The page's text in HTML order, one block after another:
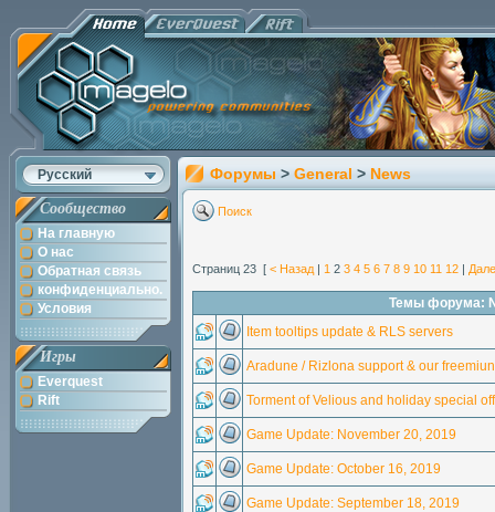
Русский
Сообщество
На главную
О нас
Обратная связь
конфиденциально.
Условия
Игры
Everquest
Rift
Форумы > General > News
Поиск
Страниц 23 [ < Назад | 1 2 3 4 5 6 7 8 9 10 11 12 |
Темы форума:
Item tooltips update & RLS servers
Aradune / Rizlona support & our
Torment of Velious and holiday special
Game Update: November 20, 2019
Game Update: October 16, 2019
Game Update: September 18, 2019